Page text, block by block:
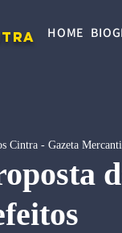
HOME
Cintra - Gazeta